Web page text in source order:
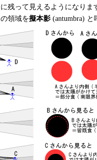
残って見えるようになりま
領域を擬本影 (antumbra) と